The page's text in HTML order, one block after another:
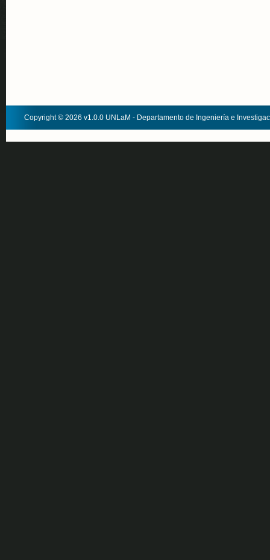
Copyright © 2026 v1.0.0 UNLaM - Departamento de Ingeniería e